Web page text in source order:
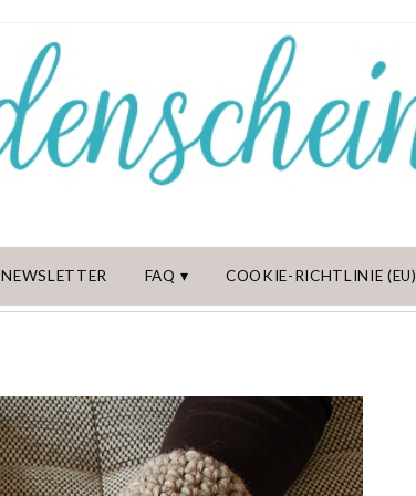
NEWSLETTER FAQ COOKIE-RICHTLINIE (EU)